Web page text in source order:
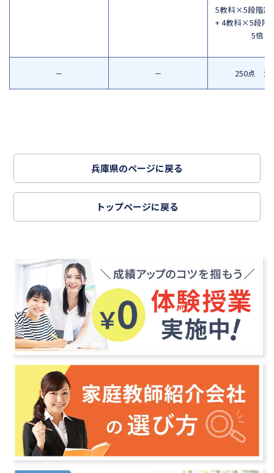
－ －
5教科×5段階
+ 4教科×5段階
5倍
250点 満
兵庫県のページに戻る
トップページに戻る